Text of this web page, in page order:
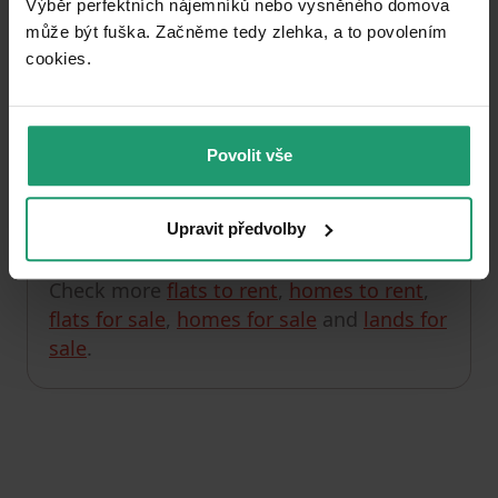
Výběr perfektních nájemníků nebo vysněného domova
může být fuška. Začněme tedy zlehka, a to povolením
cookies.​
Povolit vše
Upravit předvolby
Unfortunately, we currently have no offers in this
Litoměřice District.
Check more flats to rent, homes to rent,
flats for sale, homes for sale and lands for
sale.